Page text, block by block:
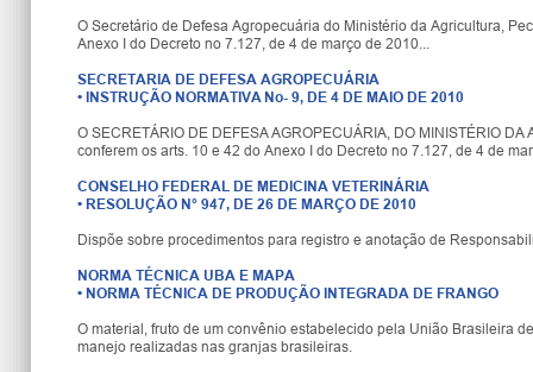
O Secretário de Defesa Agropecuária do Ministério da Agricultura,
Anexo I do Decreto no 7.127, de 4 de março de 2010...
SECRETARIA DE DEFESA AGROPECUÁRIA
• INSTRUÇÃO NORMATIVA No- 9, DE 4 DE MAIO DE 2010
O SECRETÁRIO DE DEFESA AGROPECUÁRIA, DO MINISTÉRIO
conferem os arts. 10 e 42 do Anexo I do Decreto no 7.127, de 4 de
CONSELHO FEDERAL DE MEDICINA VETERINÁRIA
• RESOLUÇÃO N° 947, DE 26 DE MARÇO DE 2010
Dispõe sobre procedimentos para registro e anotação de
NORMA TÉCNICA UBA E MAPA
• NORMA TÉCNICA DE PRODUÇÃO INTEGRADA DE FRANGO
O material, fruto de um convênio estabelecido pela União Brasileira
manejo realizadas nas granjas brasileiras.